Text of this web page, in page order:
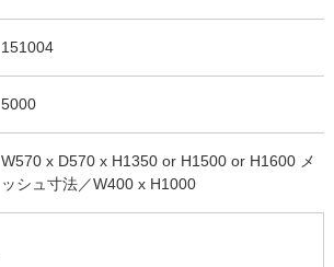
151004
5000
W570 x D570 x H1350 or H1500 or H1600 メ
ッシュ寸法／W400 x H1000